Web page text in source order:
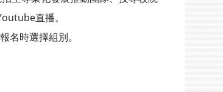
直播。
時選擇組別。